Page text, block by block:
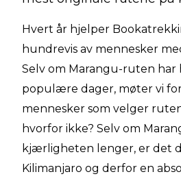
Hvert år hjelper
hundrevis av mennesker
Selv om Marangu-ruten har
populære dager, møter vi
mennesker som velger
hvorfor ikke? Selv om
kjærligheten lenger, er det
Kilimanjaro og derfor en